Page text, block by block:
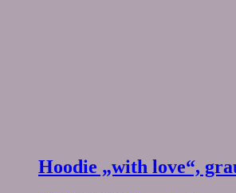
Hoodie „with love“,